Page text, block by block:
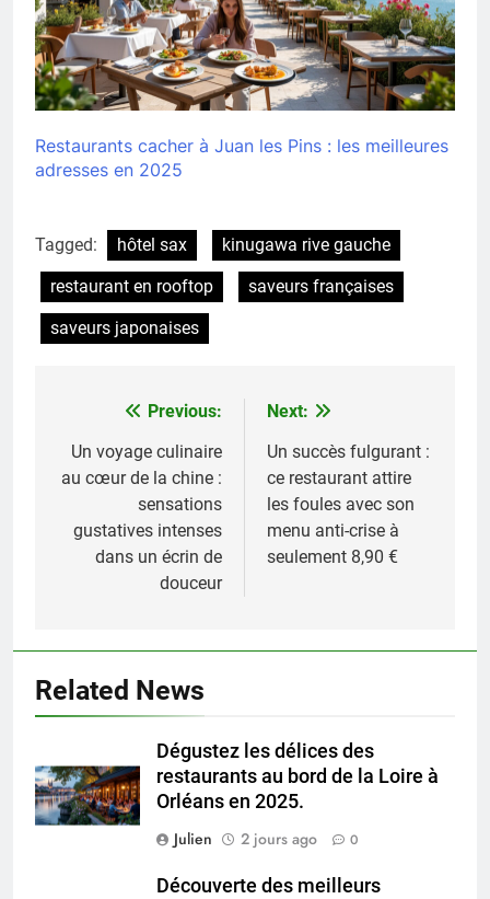
Restaurants cacher à Juan les Pins : les meilleures
adresses en 2025
Tagged: hôtel sax
kinugawa rive gauche
restaurant en rooftop
saveurs françaises
saveurs japonaises
Navigation
de
l’article
Previous:
Un voyage culinaire
au cœur de la chine :
sensations
gustatives intenses
dans un écrin de
douceur
Next:
Un succès fulgurant :
ce restaurant attire
les foules avec son
menu anti-crise à
seulement 8,90 €
Related News
Dégustez les délices des
restaurants au bord de la Loire à
Orléans en 2025.
Julien
2 jours ago 0
Découverte des meilleurs